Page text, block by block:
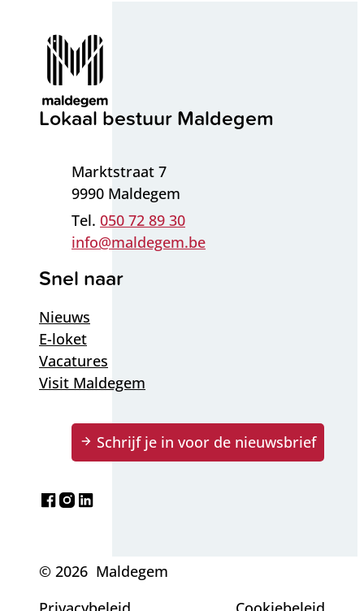
Contact & openingsuren
Lokaal bestuur Maldegem
AdresMarktstraat 7
,9990 Maldegem
050 72 89 30
E-mailinfo@maldegem.be
Snel naar
Nieuws
E-loket
Vacatures
Visit Maldegem
Schrijf je in voor de nieuwsbrief
Facebook
Instagram
LinkedIn
© 2026 Maldegem